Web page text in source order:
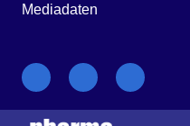
Mediadaten